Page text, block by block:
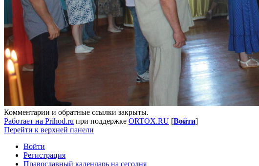
Комментарии и обратные ссылки закрыты.
Работает на Prihod.ru при поддержке ORTOX.RU [Войти]
Перейти к верхней панели
Войти
Регистрация
Православный календарь на сегодня